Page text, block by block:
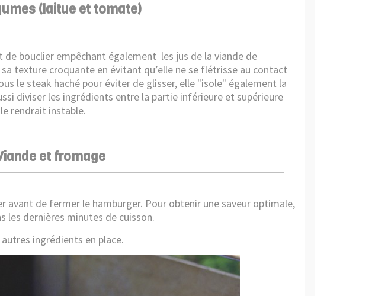
(laitue et tomate)
de bouclier empêchant également les jus de la viande de
texture croquante en évitant qu’elle ne se flétrisse au contact
le steak haché pour éviter de glisser, elle "isole" également la
diviser les ingrédients entre la partie inférieure et supérieure
rendrait instable.
et fromage
avant de fermer le hamburger. Pour obtenir une saveur optimale,
les dernières minutes de cuisson.
ingrédients en place.